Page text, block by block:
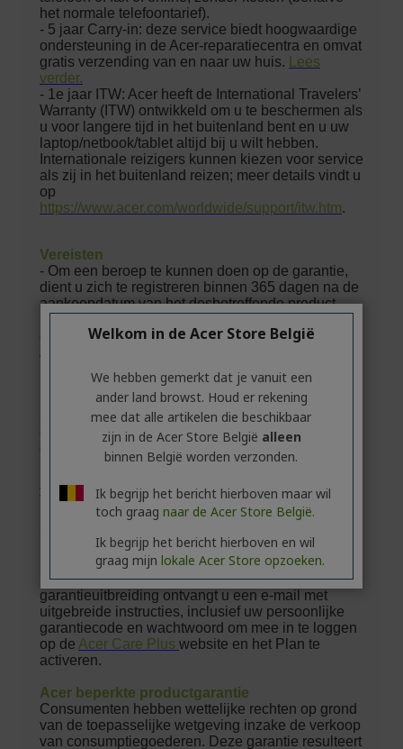
Welkom in de Acer Store België
We hebben gemerkt dat je vanuit een
ander land browst. Houd er rekening
mee dat alle artikelen die beschikbaar
zijn in de Acer Store België alleen
binnen België worden verzonden.
Ik begrijp het bericht hierboven maar wil
toch graag naar de Acer Store België.
Ik begrijp het bericht hierboven en wil
graag mijn lokale Acer Store opzoeken.